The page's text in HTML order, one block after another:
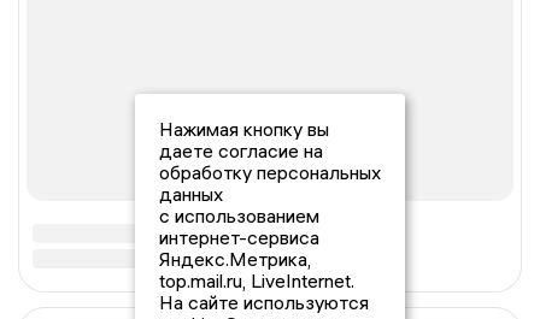
Нажимая кнопку вы
даете согласие на
обработку персональных
данных
с использованием
интернет-сервиса
Яндекс.Метрика,
top.mail.ru, LiveInternet.
На сайте используются